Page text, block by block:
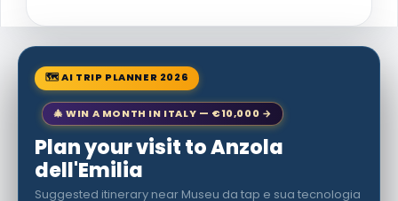
🗺 AI TRIP PLANNER 2026
🎄 WIN A MONTH IN ITALY — €10,000 →
Plan your visit to Anzola
dell'Emilia
Suggested itinerary near Museu da tap e sua tecnologia